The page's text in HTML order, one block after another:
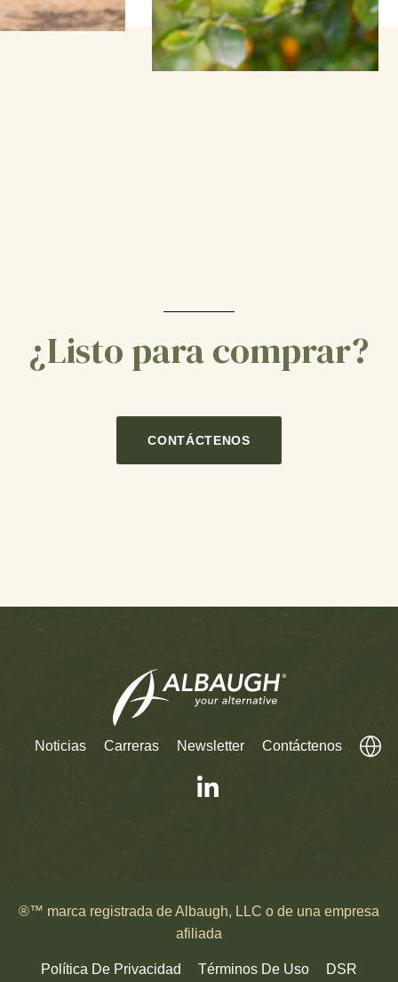
¿Listo para comprar?
CONTÁCTENOS
Noticias Carreras Newsletter Contáctenos
®™ marca registrada de Albaugh, LLC o de una empresa
afiliada
Política De Privacidad Términos De Uso
DSR